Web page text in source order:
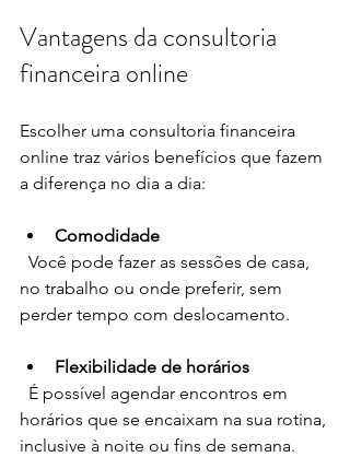
Vantagens da consultoria
financeira online
Escolher uma consultoria financeira
online traz vários benefícios que fazem
a diferença no dia a dia:
Comodidade
no trabalho ou onde preferir, sem
perder tempo com deslocamento.
Flexibilidade de horários
horários que se encaixam na sua rotina,
inclusive à noite ou fins de semana.